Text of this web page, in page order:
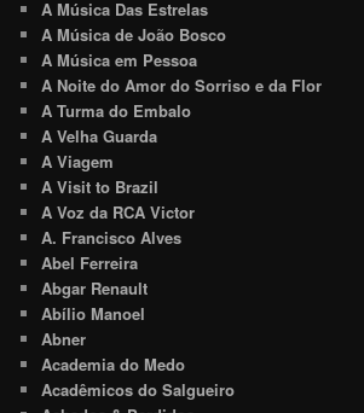
A Música Das Estrelas
A Música de João Bosco
A Música em Pessoa
A Noite do Amor do Sorriso e da Flor
A Turma do Embalo
A Velha Guarda
A Viagem
A Visit to Brazil
A Voz da RCA Victor
A. Francisco Alves
Abel Ferreira
Abgar Renault
Abílio Manoel
Abner
Academia do Medo
Acadêmicos do Salgueiro